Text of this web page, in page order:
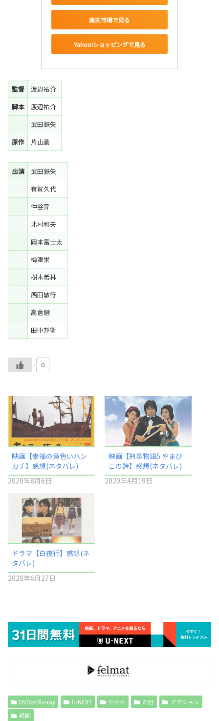
楽天市場で見る
Yahoo!ショッピングで見る
監督
渡辺祐介
脚本
渡辺祐介
武田鉄矢
原作
片山蒼
出演
武田鉄矢
有賀久代
仲谷昇
北村和夫
岡本富士太
梅津栄
樹木希林
西田敏行
高倉健
田中邦衛
0
映画【幸福の黄色いハン
カチ】感想(ネタバレ)
2020年8月6日
映画【刑事物語5 やまび
この詩】感想(ネタバレ)
2020年4月19日
ドラマ【白夜行】感想(ネ
タバレ)
2020年6月27日
DVDorBlu-ray U-NEXT ☆☆☆ か行
アクション
邦画